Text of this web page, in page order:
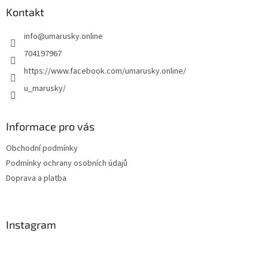
k
Kontakt
info@umarusky.online
704197967
https://www.facebook.com/umarusky.online/
u_marusky/
Informace pro vás
Obchodní podmínky
Podmínky ochrany osobních údajů
Doprava a platba
Instagram